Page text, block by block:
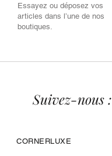
Essayez ou déposez vos
articles dans l’une de nos
boutiques.
CORNERLUXE
Suivez-nous :